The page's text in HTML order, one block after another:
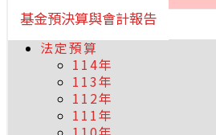
基金預決算與會計報告
法定預算
114年
113年
112年
111年